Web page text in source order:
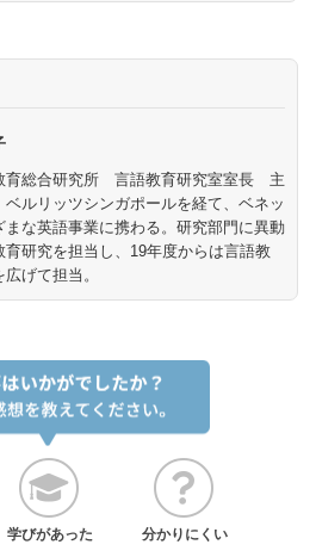
育総合研究所 言語教育研究室室長 主
ベルリッツシンガポールを経て、ベネッ
まな英語事業に携わる。研究部門に異動
育研究を担当し、19年度からは言語教
げて担当。
学びがあった 分かりにくい